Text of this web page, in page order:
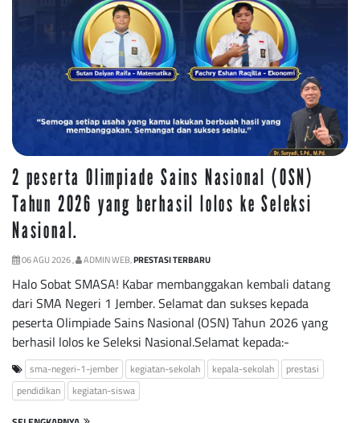
2 peserta Olimpiade Sains Nasional (OSN)
Tahun 2026 yang berhasil lolos ke Seleksi
Nasional.
06 AGU 2026 , ADMIN WEB,PRESTASI TERBARU
Halo Sobat SMASA! Kabar membanggakan kembali datang
dari SMA Negeri 1 Jember. Selamat dan sukses kepada
peserta Olimpiade Sains Nasional (OSN) Tahun 2026 yang
berhasil lolos ke Seleksi Nasional.Selamat kepada:-
sma-negeri-1-jember kegiatan-sekolah kepala-sekolah
prestasi
pendidikan
kegiatan-siswa